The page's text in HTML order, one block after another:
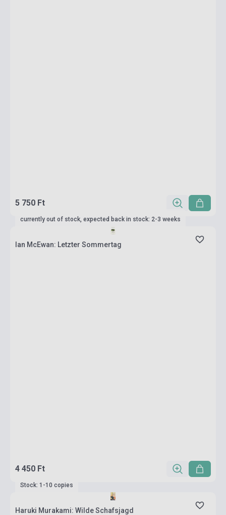
5 750 Ft
currently out of stock, expected back in stock: 2-3 weeks
Ian McEwan: Letzter Sommertag
4 450 Ft
Stock: 1-10 copies
Haruki Murakami: Wilde Schafsjagd